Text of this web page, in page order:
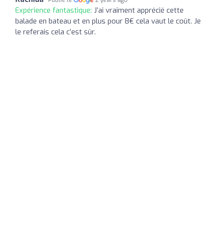
Expérience fantastique: J’ai vraiment apprécié cette
balade en bateau et en plus pour 8€ cela vaut le coût. Je
le referais cela c’est sûr.